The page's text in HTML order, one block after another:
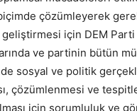
çözümleyerek
geliştirmesi için DEM Parti
ve partinin bütün
sosyal ve politik
çözümlenmesi ve
için sorumluluk ve